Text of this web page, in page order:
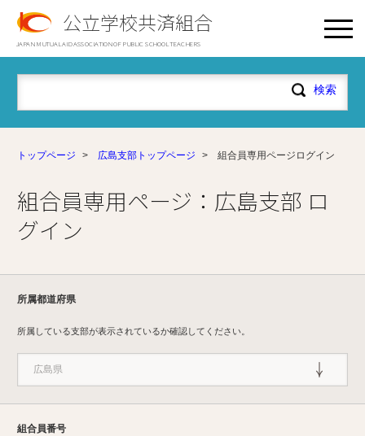
公立学校共済組合
JAPAN MUTUAL AID ASSOCIATION OF PUBLIC SCHOOL TEACHERS
トップページ > 広島支部トップページ > 組合員専用ページログイン
組合員専用ページ：広島支部 ロ
グイン
所属都道府県
所属している支部が表示されているか確認してください。
組合員番号